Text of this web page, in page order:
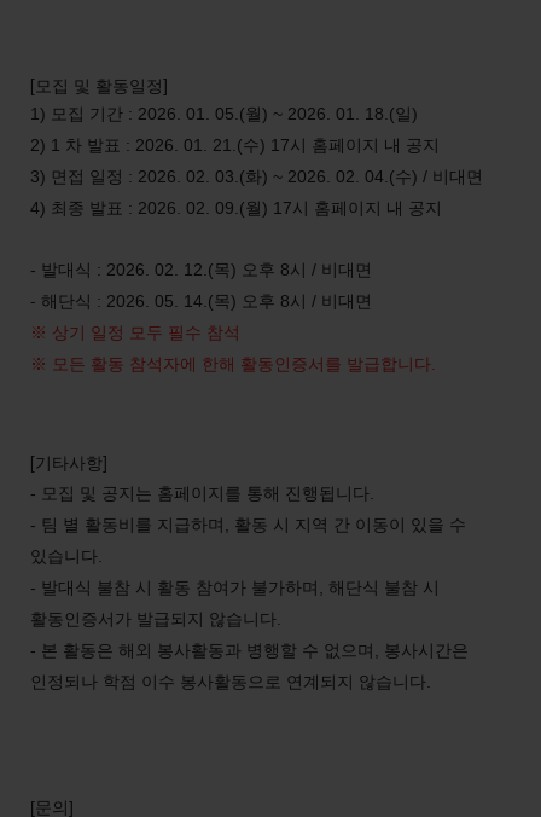
[모집 및 활동일정]
1) 모집 기간 : 2026. 01. 05.(월) ~ 2026. 01. 18.(일)
2) 1 차 발표 : 2026. 01. 21.(수) 17시 홈페이지 내 공지
3) 면접 일정 : 2026. 02. 03.(화) ~ 2026. 02. 04.(수) / 비대면
4) 최종 발표 : 2026. 02. 09.(월) 17시 홈페이지 내 공지
- 발대식 : 2026. 02. 12.(목) 오후 8시 / 비대면
- 해단식 : 2026. 05. 14.(목) 오후 8시 / 비대면
※ 상기 일정 모두 필수 참석
※ 모든 활동 참석자에 한해 활동인증서를 발급합니다.
[기타사항]
- 모집 및 공지는 홈페이지를 통해 진행됩니다
- 팀 별 활동비를 지급하며 활동 시 지역 간 이동이 있을 수
있습니다
- 발대식 불참 시 활동 참여가 불가하며 해단식 불참 시
활동인증서가 발급되지 않습니다
- 본 활동은 해외 봉사활동과 병행할 수 없으며 봉사시간은
인정되나 학점 이수 봉사활동으로 연계되지 않습니다
[문의]